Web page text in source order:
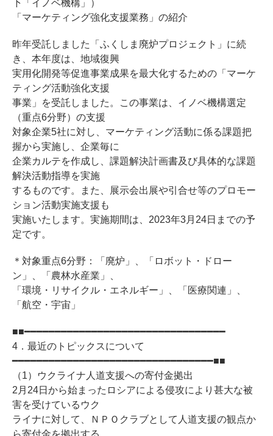
下「イノベ機構」）
「マーケティング強化支援業務」の紹介
昨年受託しました「ふくしま廃炉プロジェクト」に続
き、本年度は、地域復興
実用化開発等促進事業成果を最大化するための「マーケ
ティング活動強化支援
事業」を受託しました。この事業は、イノベ機構選定
（重点6分野）の支援
対象企業5社に対し、マーケティング活動に係る課題把
握から実施し、企業毎に
企業カルテを作成し、課題解決計画書及び具体的な課題
解決活動指導を実施
するものです。また、展示会出展や引合せ等のプロモー
ション活動実施支援も
実施いたします。実施期間は、2023年3月24日までの予
定です。
＊対象重点6分野：「廃炉」、「ロボット・ドロー
ン」、「農林水産業」、
「環境・リサイクル・エネルギー」、「医療関連」、
「航空・宇宙」
■■━━━━━━━━━━━━━━━━━━━━━━━━━━━━━━━━━
4．最近のトピックスについて
━━━━━━━━━━━━━━━━━━━━━━━━━━━━━━━━━■■
（1）ウクライナ人道支援への寄付金拠出
2月24日から始まったロシアによる侵攻により甚大な被
害を受けているウク
ライナに対して、ＮＰＯクラブとして人道支援の観点か
ら寄付金を拠出する